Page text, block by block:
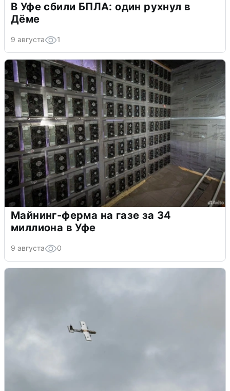
В Уфе сбили БПЛА: один рухнул в
Дёме
9 августа 1
Майнинг-ферма на газе за 34
миллиона в Уфе
9 августа 0